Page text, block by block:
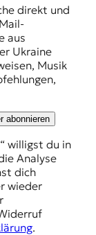
direkt und
aus
Ukraine
Musik
abonnieren
willigst du in
Analyse
dich
wieder
.